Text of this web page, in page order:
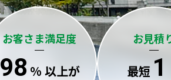
お客さま満足度
98 % 以上が
お見積
最短 1